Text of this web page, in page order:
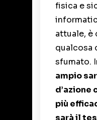
fisica e
attuale, è
qualcosa
sfumato.
ampio
d’azione
più
sarà il